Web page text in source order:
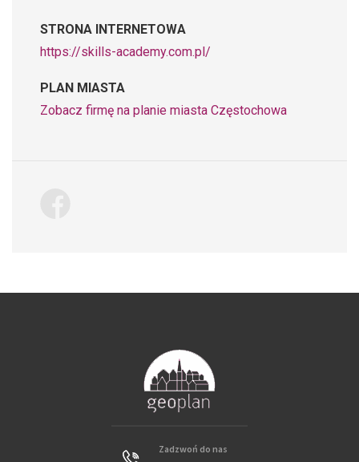
STRONA INTERNETOWA
https://skills-academy.com.pl/
PLAN MIASTA
Zobacz firmę na planie miasta Częstochowa
Zadzwoń do nas